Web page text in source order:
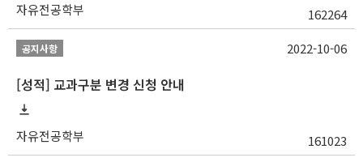
자유전공학부 162264
공지사항
[성적] 교과구분 변경 신청 안내
자유전공학부 161023
2022-10-06